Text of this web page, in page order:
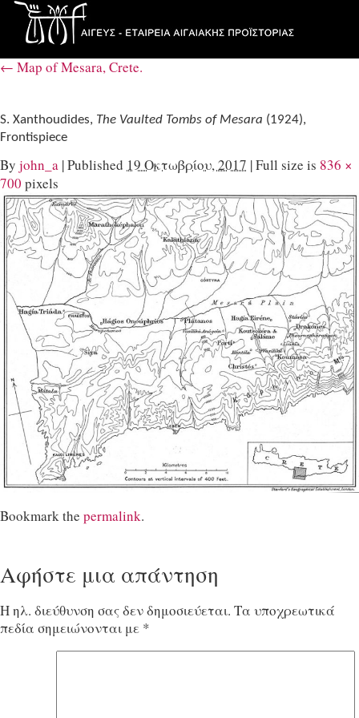
← Map of Mesara, Crete.
S. Xanthoudides, The Vaulted Tombs of Mesara (1924),
Frontispiece
By john_a |Published 19 Οκτωβρίου, 2017 |Full size is 836 ×
700 pixels
Bookmark the permalink.
Αφήστε μια απάντηση
Η ηλ. διεύθυνση σας δεν δημοσιεύεται. Τα υποχρεωτικά
πεδία σημειώνονται με *